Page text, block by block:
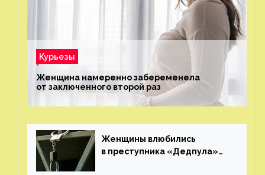
Курьезы
Женщина намеренно забеременела
от заключенного второй раз
Женщины влюбились
в преступника «Дедпула»